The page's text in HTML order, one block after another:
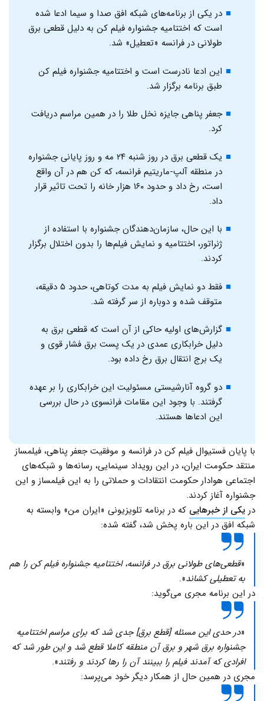
در یکی از برنامه‌های شبکه افق صدا و سیما ادعا شده
است که اختتامیه جشنواره فیلم کن به دلیل قطعی برق
طولانی در فرانسه «تعطیل» شد.
این ادعا نادرست است و اختتامیه جشنواره فیلم کن
طبق برنامه برگزار شد.
جعفر پناهی جایزه نخل طلا را در همین مراسم دریافت
کرد.
یک قطعی برق در روز شنبه ۲۴ مه و روز پایانی جشنواره
در منطقه آلپ-ماریتیم فرانسه، که کن هم در آن واقع
است، رخ داد و حدود ۱۶۰ هزار خانه را تحت تاثیر قرار
داد.
با این حال، سازمان‌دهندگان جشنواره با استفاده از
ژنراتور، اختتامیه و نمایش فیلم‌ها را بدون اختلال برگزار
کردند.
فقط دو نمایش فیلم به مدت کوتاهی، حدود ۵ دقیقه،
متوقف شده و دوباره از سر گرفته شد.
گزارش‌های اولیه حاکی از آن است که قطعی برق به
دلیل خرابکاری عمدی در یک پست برق فشار قوی و
یک برج انتقال برق رخ داده بود.
دو گروه آنارشیستی مسئولیت این خرابکاری را بر عهده
گرفتند. با وجود این مقامات فرانسوی در حال بررسی
این ادعاها هستند.
با پایان فستیوال فیلم کن در فرانسه و موفقیت جعفر پناهی، فیلمساز
منتقد حکومت ایران، در این رویداد سینمایی، رسانه‌ها و شبکه‌های
اجتماعی هوادار حکومت انتقادات و حملاتی را به این فیلمساز و این
جشنواره آغاز کردند.
در یکی از خبرهایی که در برنامه تلویزیونی «ایران من» وابسته به
شبکه افق در این باره پخش شد، گفته شده:
«قطعی‌های طولانی برق در فرانسه، اختتامیه جشنواره فیلم کن را هم
به تعطیلی کشاند».
در این برنامه مجری می‌گوید:
«در حدی این مسئله [قطع برق] جدی شد که برای مراسم اختتامیه
جشنواره برق شهر و برق آن منطقه کاملا قطع شد و این طور شد که
افرادی که آمدند فیلم را ببینند آن را رها کردند و رفتند».
مجری در همین حال از همکار دیگر خود می‌پرسد: